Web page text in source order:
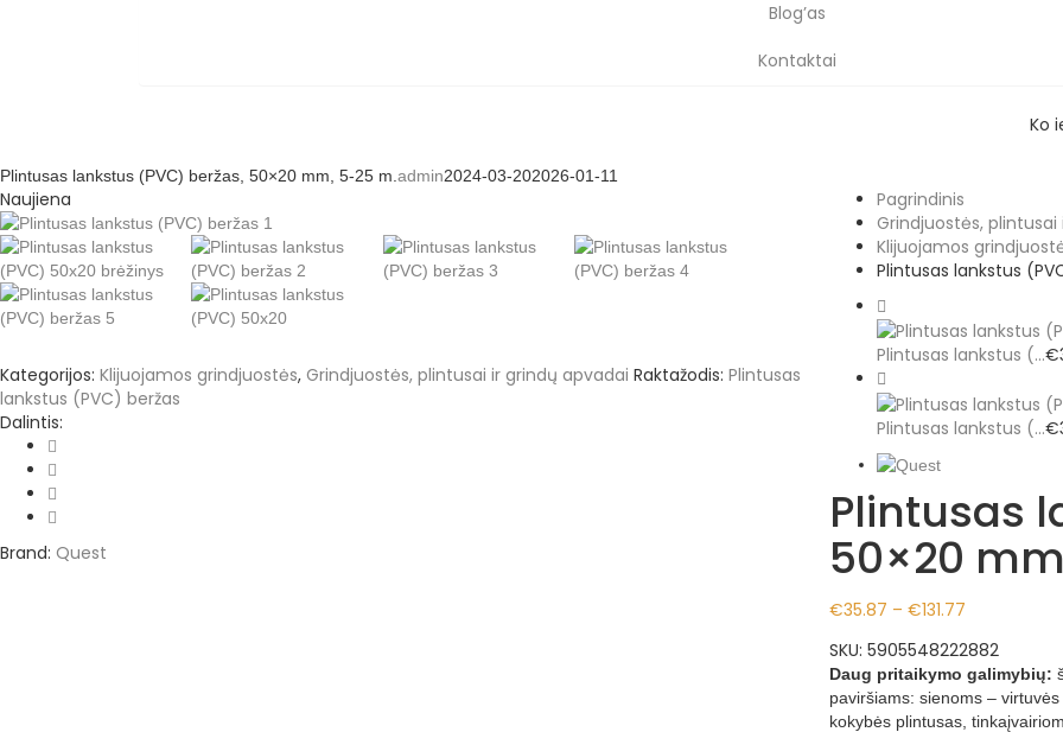
Blog’as
Kontaktai
Ko
Plintusas lankstus (PVC) beržas, 50×20 mm, 5-25 m.admin2024-03-202026-01-11
Naujiena
Pagrindinis
Grindjuostės,
Klijuojamos
Plintusas lankstus
Plintusas lankstus (...€
Plintusas lankstus (...€
Plintusas
50×20
€35.87 – €131.77Price
range:
€35.87
through
SKU: 5905548222882
Daug pritaikymo galimybių:
paviršiams: sienoms –
kokybės plintusas,
Kategorijos: Klijuojamos grindjuostės, Grindjuostės, plintusai ir grindų apvadai Raktažodis: Plintusas
lankstus (PVC) beržas
Dalintis:
Brand: Quest